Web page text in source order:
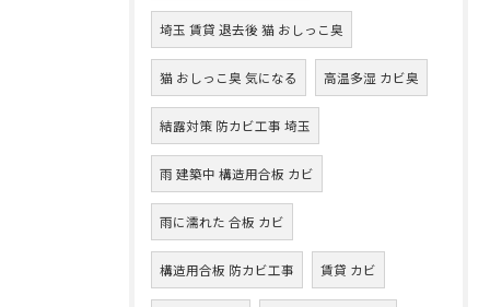
埼玉 賃貸 退去後 猫 おしっこ臭
猫 おしっこ臭 気になる 高温多湿 カビ臭
結露対策 防カビ工事 埼玉
雨 建築中 構造用合板 カビ
雨に濡れた 合板 カビ
構造用合板 防カビ工事 賃貸 カビ